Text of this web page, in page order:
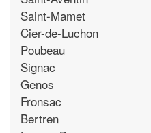
Saint-Mamet
Cier-de-Luchon
Poubeau
Signac
Genos
Fronsac
Bertren